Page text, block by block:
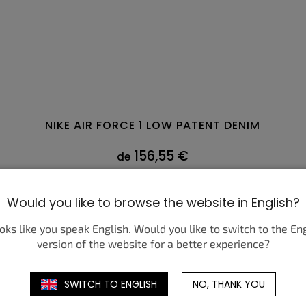
NIKE AIR FORCE 1 LOW PATENT DENIM
de 156,55 €
Would you like to browse the website in English?
like you speak English. Would you like to switch to the
version of the website for a better experience?
SWITCH TO ENGLISH NO, THANK YOU